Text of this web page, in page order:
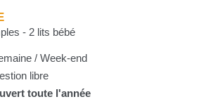
- 2 lits bébé
/ Week-end
libre
toute l'année